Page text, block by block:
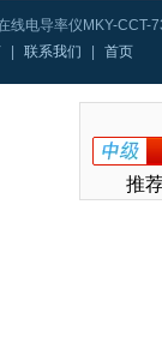
线电导率仪MKY-CCT-
联系我们
首页
推